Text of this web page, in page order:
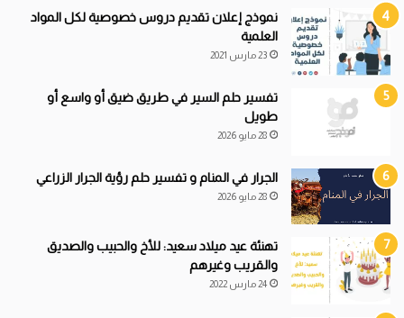
نموذج إعلان تقديم دروس خصوصية لكل المواد
العلمية
23 مارس 2021
تفسير حلم السير في طريق ضيق أو واسع أو
طويل
28 مايو 2026
الجرار في المنام و تفسير حلم رؤية الجرار الزراعي
28 مايو 2026
تهنئة عيد ميلاد سعيد: للأخ والحبيب والصديق
والقريب وغيرهم
24 مارس 2022